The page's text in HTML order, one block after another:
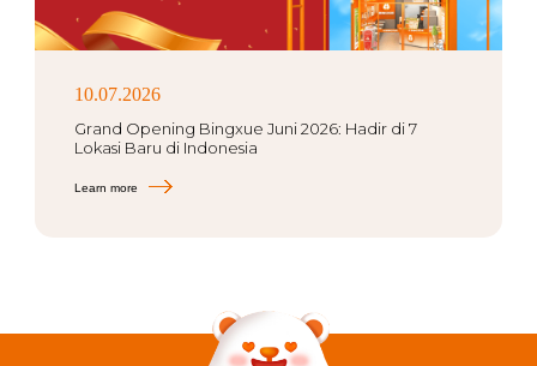
10.07.2026
Grand Opening Bingxue Juni 2026: Hadir di 7
Lokasi Baru di Indonesia
Learn more